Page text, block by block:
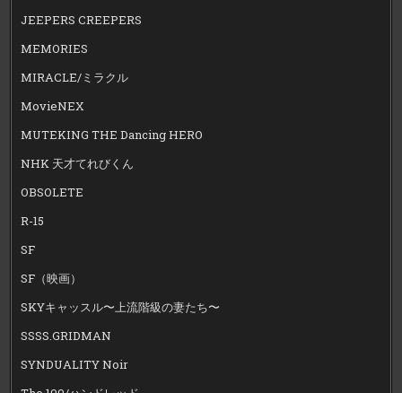
JEEPERS CREEPERS
MEMORIES
MIRACLE/ミラクル
MovieNEX
MUTEKING THE Dancing HERO
NHK 天才てれびくん
OBSOLETE
R-15
SF
SF（映画）
SKYキャッスル〜上流階級の妻たち〜
SSSS.GRIDMAN
SYNDUALITY Noir